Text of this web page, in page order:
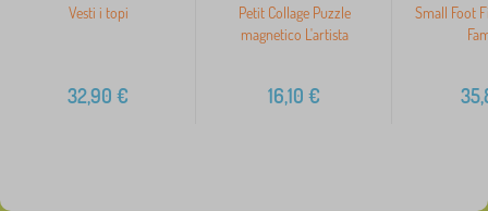
Vesti i topi
32,90 €
Petit Collage Puzzle
magnetico L'artista
16,10 €
Small Foot